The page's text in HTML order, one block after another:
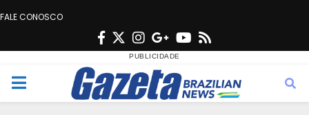
FALE CONOSCO
F
c
e
T
w
i
t
n
s
t
G
o
o
g
Y
u
t
s
M